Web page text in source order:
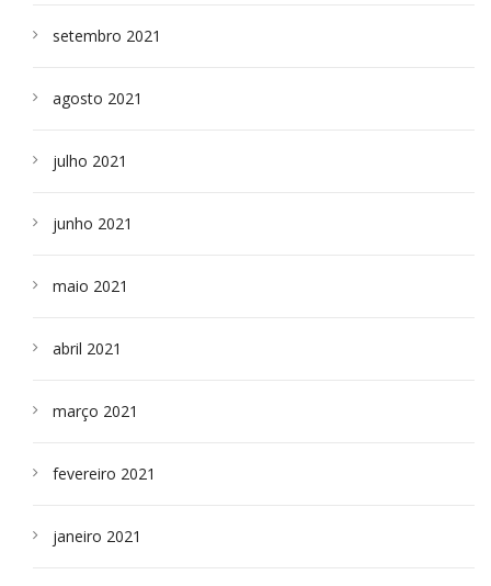
setembro 2021
agosto 2021
julho 2021
junho 2021
maio 2021
abril 2021
março 2021
fevereiro 2021
janeiro 2021